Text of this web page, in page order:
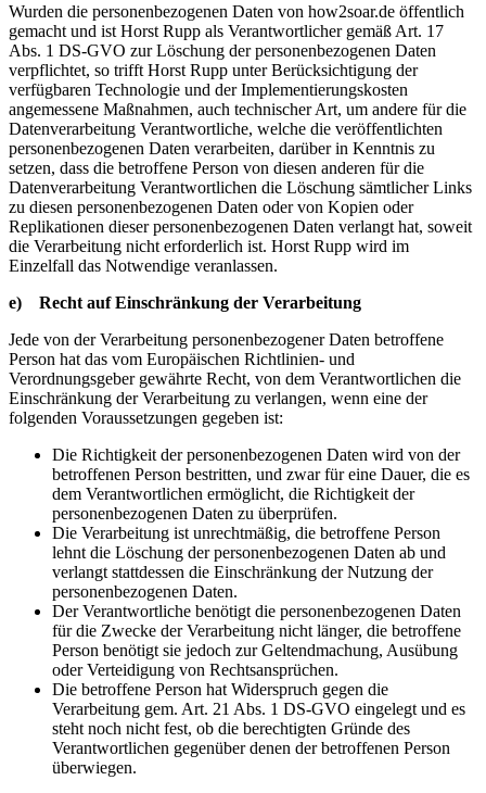
Wurden die personenbezogenen Daten von how2soar.de öffentlich
gemacht und ist Horst Rupp als Verantwortlicher gemäß Art. 17
Abs. 1 DS-GVO zur Löschung der personenbezogenen Daten
verpflichtet, so trifft Horst Rupp unter Berücksichtigung der
verfügbaren Technologie und der Implementierungskosten
angemessene Maßnahmen, auch technischer Art, um andere für die
Datenverarbeitung Verantwortliche, welche die veröffentlichten
personenbezogenen Daten verarbeiten, darüber in Kenntnis zu
setzen, dass die betroffene Person von diesen anderen für die
Datenverarbeitung Verantwortlichen die Löschung sämtlicher Links
zu diesen personenbezogenen Daten oder von Kopien oder
Replikationen dieser personenbezogenen Daten verlangt hat, soweit
die Verarbeitung nicht erforderlich ist. Horst Rupp wird im
Einzelfall das Notwendige veranlassen.
e) Recht auf Einschränkung der Verarbeitung
Jede von der Verarbeitung personenbezogener Daten betroffene
Person hat das vom Europäischen Richtlinien- und
Verordnungsgeber gewährte Recht, von dem Verantwortlichen die
Einschränkung der Verarbeitung zu verlangen, wenn eine der
folgenden Voraussetzungen gegeben ist:
Die Richtigkeit der personenbezogenen Daten wird von der
betroffenen Person bestritten, und zwar für eine Dauer, die es
dem Verantwortlichen ermöglicht, die Richtigkeit der
personenbezogenen Daten zu überprüfen.
Die Verarbeitung ist unrechtmäßig, die betroffene Person
lehnt die Löschung der personenbezogenen Daten ab und
verlangt stattdessen die Einschränkung der Nutzung der
personenbezogenen Daten.
Der Verantwortliche benötigt die personenbezogenen Daten
für die Zwecke der Verarbeitung nicht länger, die betroffene
Person benötigt sie jedoch zur Geltendmachung, Ausübung
oder Verteidigung von Rechtsansprüchen.
Die betroffene Person hat Widerspruch gegen die
Verarbeitung gem. Art. 21 Abs. 1 DS-GVO eingelegt und es
steht noch nicht fest, ob die berechtigten Gründe des
Verantwortlichen gegenüber denen der betroffenen Person
überwiegen.